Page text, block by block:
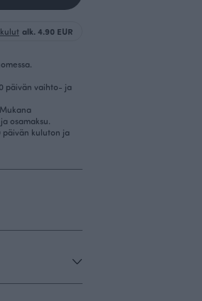
alk. 4.90 EUR
päivän vaihto- ja
osamaksu.
päivän kuluton ja